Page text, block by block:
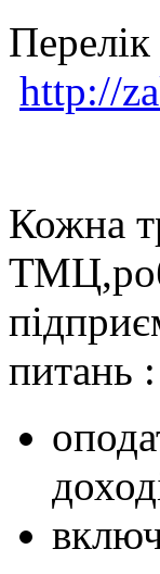
http://
Кожна
питань :